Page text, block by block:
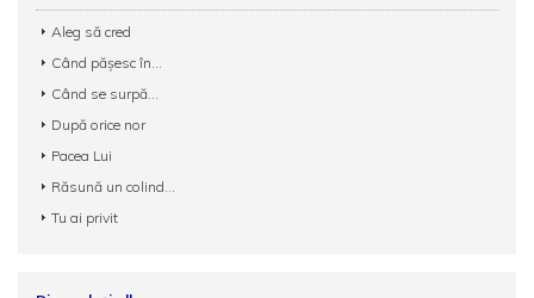
Aleg să cred
Când pășesc în...
Când se surpă...
După orice nor
Pacea Lui
Răsună un colind...
Tu ai privit